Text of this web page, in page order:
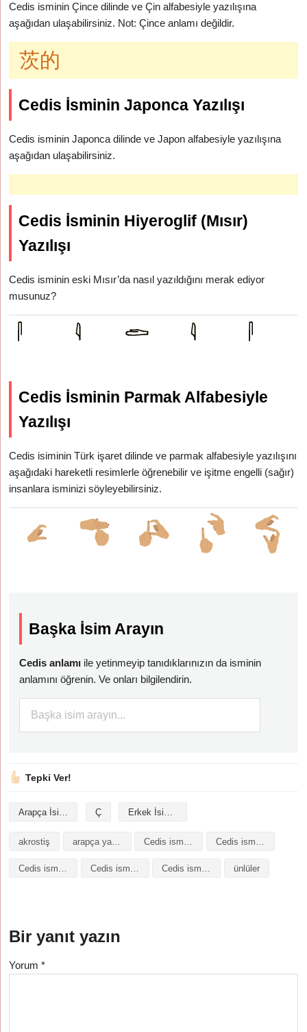
Cedis isminin Çince dilinde ve Çin alfabesiyle yazılışına
aşağıdan ulaşabilirsiniz. Not: Çince anlamı değildir.
茨的
Cedis İsminin Japonca Yazılışı
Cedis isminin Japonca dilinde ve Japon alfabesiyle yazılışına
aşağıdan ulaşabilirsiniz.
Cedis İsminin Hiyeroglif (Mısır)
Yazılışı
Cedis isminin eski Mısır’da nasıl yazıldığını merak ediyor
musunuz?
Cedis İsminin Parmak Alfabesiyle
Yazılışı
Cedis isiminin Türk işaret dilinde ve parmak alfabesiyle yazılışını
aşağıdaki hareketli resimlerle öğrenebilir ve işitme engelli (sağır)
insanlara isminizi söyleyebilirsiniz.
Başka İsim Arayın
Cedis anlamı ile yetinmeyip tanıdıklarınızın da isminin
anlamını öğrenin. Ve onları bilgilendirin.
Tepki Ver!
Arapça İsimler Ç Erkek İsimleri
akrostiş arapça yazılışı
Cedis isminin baş harfleriyle şiir Cedis isminin kökeni Cedis isminin numerolojisi ünlüler
Bir yanıt yazın
Yorum*